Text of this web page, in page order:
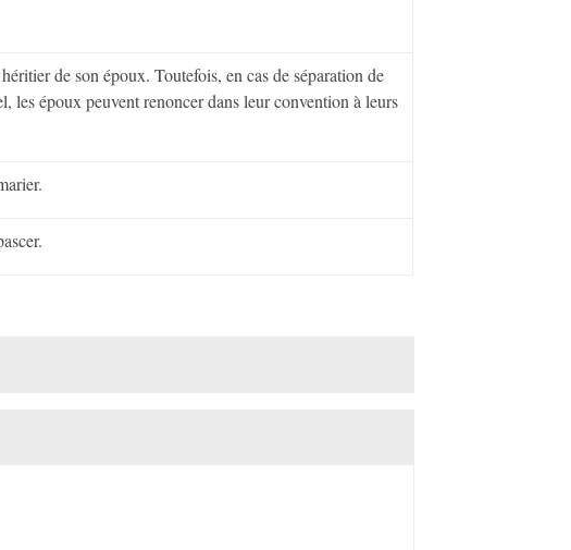
de son époux. Toutefois, en cas de séparation de
les époux peuvent renoncer dans leur convention à leurs